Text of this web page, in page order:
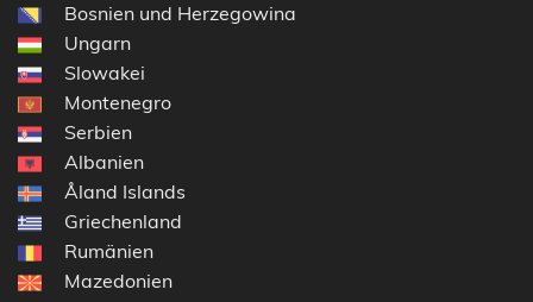
Bosnien und Herzegowina
Ungarn
Slowakei
Montenegro
Serbien
Albanien
Åland Islands
Griechenland
Rumänien
Mazedonien